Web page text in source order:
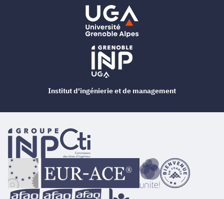
Institut d'ingénierie et de management